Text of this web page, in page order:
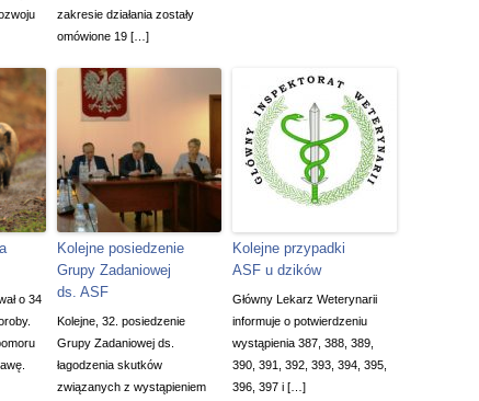
zakresie działania zostały
omówione 19 […]
o 34
Kolejne posiedzenie
Grupy Zadaniowej
ds. ASF
Kolejne, 32. posiedzenie
Grupy Zadaniowej ds.
łagodzenia skutków
związanych z wystąpieniem
Kolejne przypadki
ASF u dzików
Główny Lekarz Weterynarii
informuje o potwierdzeniu
wystąpienia 387, 388, 389,
390, 391, 392, 393, 394, 395,
396, 397 i […]